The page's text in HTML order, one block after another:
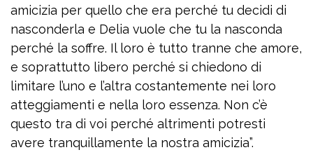
amicizia per quello che era perché tu decidi di
nasconderla e Delia vuole che tu la nasconda
perché la soffre. Il loro è tutto tranne che amore,
e soprattutto libero perché si chiedono di
limitare l’uno e l’altra costantemente nei loro
atteggiamenti e nella loro essenza. Non c’è
questo tra di voi perché altrimenti potresti
avere tranquillamente la nostra amicizia”.